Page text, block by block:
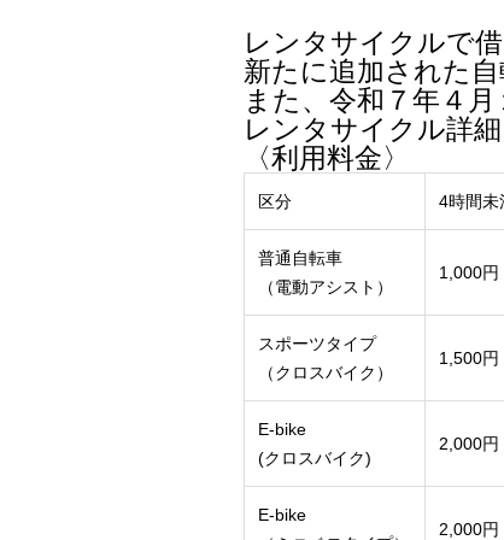
レンタサイクルで
新たに追加された自
また、令和７年４
レンタサイクル詳
〈利用料金〉
区分 4時間未
普通自転車
（電動アシスト）
1,000円
スポーツタイプ
（クロスバイク）
1,500円
E-bike
(クロスバイク)
2,000円
E-bike
2,000円